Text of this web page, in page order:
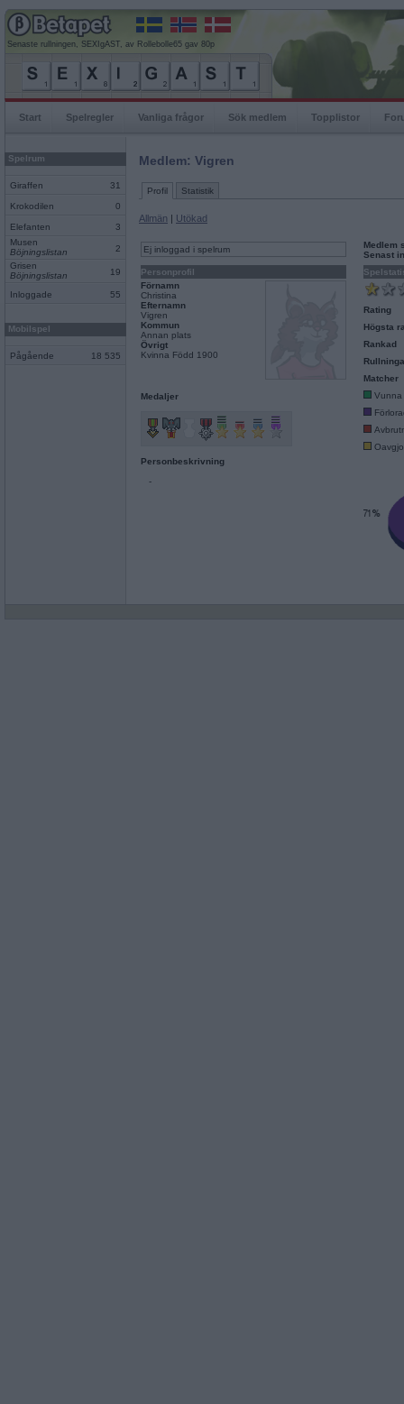
Senaste rullningen, SEXIgAST, av Rollebolle65 gav 80p
Start Spelregler Vanliga frågor Sök medlem Topplistor
Spelrum
Giraffen 31
Krokodilen 0
Elefanten
3
Musen
Böjningslistan
2
Grisen
Böjningslistan
19
Inloggade 55
Mobilspel
Pågående 18 535
Medlem: Vigren
Profil Statistik
Allmän | Utökad
Ej inloggad i spelrum
Personprofil
Förnamn
Christina
Efternamn
Vigren
Kommun
Annan plats
Övrigt
Kvinna Född 1900
Medaljer
Personbeskrivning
-
Medlem
Senast
Rating
Högsta
Rankad
Matcher
Vunna